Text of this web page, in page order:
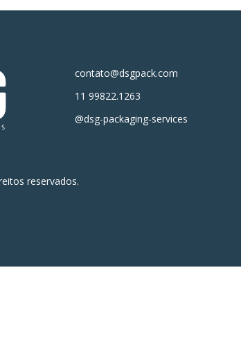
contato@dsgpack.com
11 99822.1263
@dsg-packaging-services
reservados.